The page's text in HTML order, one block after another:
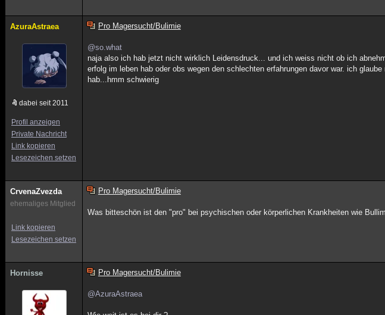
AzuraAstraea
dabei seit 2011
Profil anzeigen
Private Nachricht
Link kopieren
Lesezeichen setzen
Pro Magersucht/Bulimie
@so.what
naja also ich hab jetzt nicht wirklich Leidensdruck... und ich weiss nicht ob ich
erfolg im leben hab oder obs wegen den schlechten erfahrungen davor war. ich
hab...hmm schwierig
CrvenaZvezda
ehemaliges Mitglied
Link kopieren
Lesezeichen setzen
Pro Magersucht/Bulimie
Was bitteschön ist den "pro" bei psychischen oder körperlichen Krankheiten wie
Hornisse Pro Magersucht/Bulimie
@AzuraAstraea